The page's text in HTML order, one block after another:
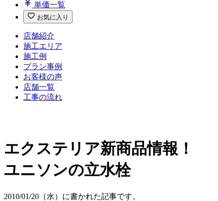
単価一覧
お気に入り
店舗紹介
施工エリア
施工例
プラン事例
お客様の声
店舗一覧
工事の流れ
エクステリア新商品情報！
ユニソンの立水栓
2010/01/20（水）に書かれた記事です。